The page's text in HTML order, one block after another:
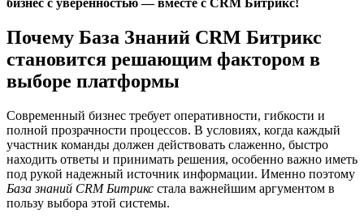
бизнес с уверенностью — вместе с CRM Битрикс!
Почему База Знаний CRM Битрикс
становится решающим фактором в
выборе платформы
Современный бизнес требует оперативности, гибкости и
полной прозрачности процессов. В условиях, когда каждый
участник команды должен действовать слаженно, быстро
находить ответы и принимать решения, особенно важно иметь
под рукой надежный источник информации. Именно поэтому
База знаний CRM Битрикс стала важнейшим аргументом в
пользу выбора этой системы.